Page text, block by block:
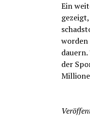
Ein
worden
der